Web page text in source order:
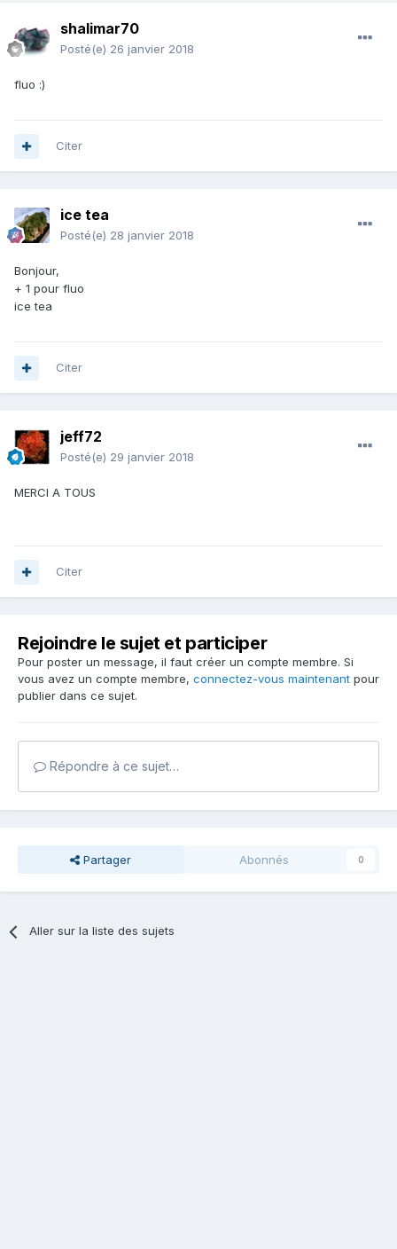
shalimar70
Posté(e) 26 janvier 2018
fluo :)
Citer
ice tea
Posté(e) 28 janvier 2018
Bonjour,
+ 1 pour fluo
ice tea
Citer
jeff72
Posté(e) 29 janvier 2018
MERCI A TOUS
Citer
Rejoindre le sujet et participer
Pour poster un message, il faut créer un compte membre. Si
vous avez un compte membre, connectez-vous maintenant pour
publier dans ce sujet.
Répondre à ce sujet…
Partager Abonnés 0
Aller sur la liste des sujets